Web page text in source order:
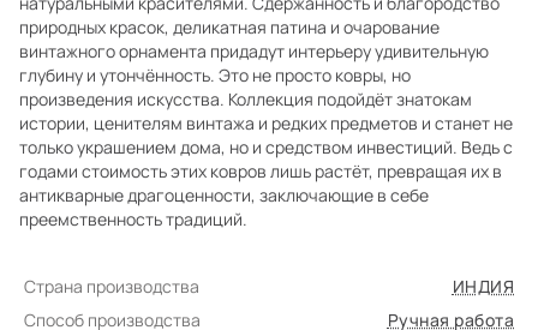
природных красок, деликатная патина и очарование
винтажного орнамента придадут интерьеру удивительную
глубину и утончённость. Это не просто ковры, но
произведения искусства. Коллекция подойдёт знатокам
истории, ценителям винтажа и редких предметов и станет не
только украшением дома, но и средством инвестиций. Ведь с
годами стоимость этих ковров лишь растёт, превращая их в
антикварные драгоценности, заключающие в себе
преемственность традиций.
Страна производства
ИНДИЯ
Способ производства
Ручная работа